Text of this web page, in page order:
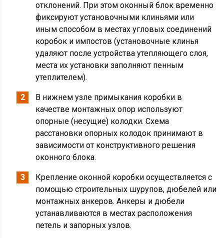
отклонений. При этом оконный блок временно
фиксируют установочными клиньями или
иным способом в местах угловых соединений
коробок и импостов (установочные клинья
удаляют после устройства утепляющего слоя,
места их установки заполняют пенным
утеплителем).
В нижнем узле примыкания коробки в
качестве монтажных опор используют
опорные (несущие) колодки. Схема
расстановки опорных колодок принимают в
зависимости от конструктивного решения
оконного блока.
Крепление оконной коробки осуществляется с
помощью строительных шурупов, дюбелей или
монтажных анкеров. Анкеры и дюбели
устанавливаются в местах расположения
петель и запорных узлов.